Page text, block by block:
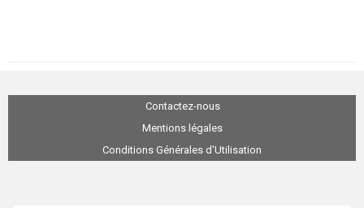
Contactez-nous
Mentions légales
Conditions Générales d'Utilisation